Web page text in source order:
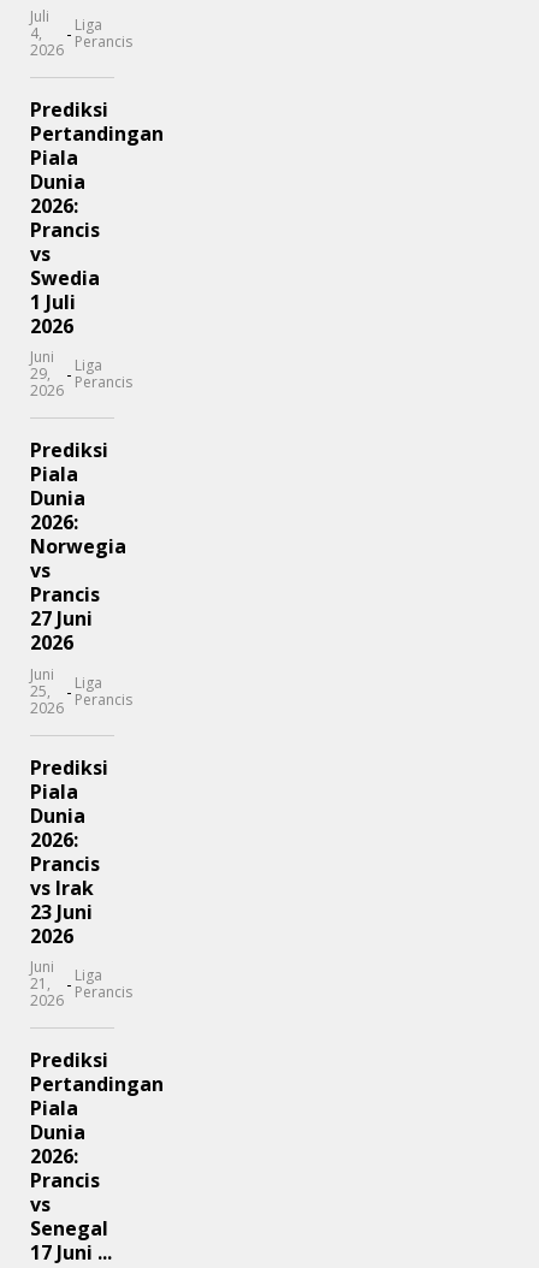
Juli
4,
2026
- Liga
Perancis
Prediksi
Pertandingan
Piala
Dunia
2026:
Prancis
vs
Swedia
1 Juli
2026
Juni
29,
2026
- Liga
Perancis
Prediksi
Piala
Dunia
2026:
Norwegia
vs
Prancis
27 Juni
2026
Juni
25,
2026
- Liga
Perancis
Prediksi
Piala
Dunia
2026:
Prancis
vs Irak
23 Juni
2026
Juni
21,
2026
- Liga
Perancis
Prediksi
Pertandingan
Piala
Dunia
2026:
Prancis
vs
Senegal
17 Juni ...